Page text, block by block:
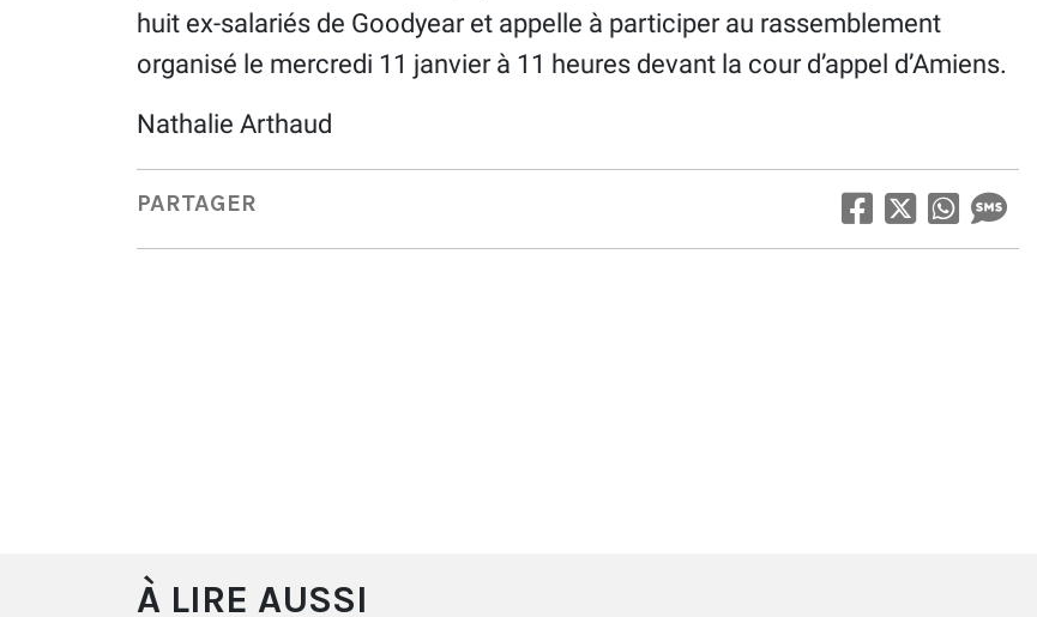
huit ex-salariés de Goodyear et appelle à participer au rassemblement
organisé le mercredi 11 janvier à 11 heures devant la cour d’appel d’Amiens.
Nathalie Arthaud
PARTAGER
À LIRE AUSSI